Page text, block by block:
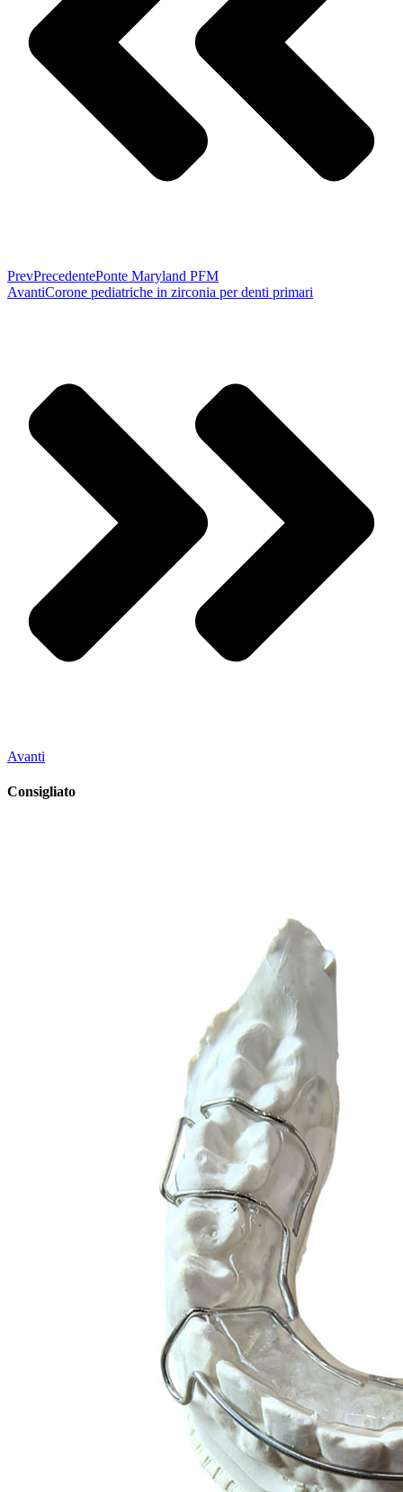
PrevPrecedentePonte Maryland PFM
AvantiCorone pediatriche in zirconia per denti primari
Avanti
Consigliato